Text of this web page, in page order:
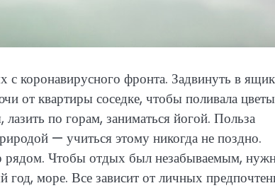
коронавирусного фронта. Задвинуть в ящик
от квартиры соседке, чтобы поливала
по горам, заниматься йогой. Польза
— учиться этому никогда не поздно.
рядом. Чтобы отдых был незабываемым,
море. Все зависит от личных